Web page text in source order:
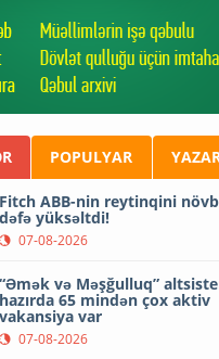
POPULYAR
Fitch ABB-nin reytinqini
dəfə yüksəltdi!
07-08-2026
“Əmək və Məşğulluq”
hazırda 65 mindən çox aktiv
vakansiya var
07-08-2026